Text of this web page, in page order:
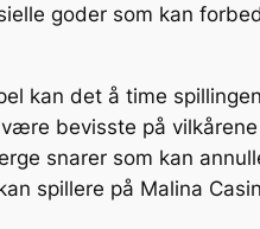
goder som kan
kan det å time
bevisste på
snarer som kan
spillere på Malina